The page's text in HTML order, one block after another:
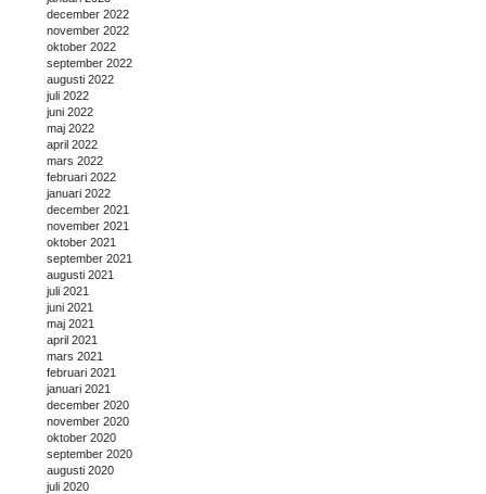
december 2022
november 2022
oktober 2022
september 2022
augusti 2022
juli 2022
juni 2022
maj 2022
april 2022
mars 2022
februari 2022
januari 2022
december 2021
november 2021
oktober 2021
september 2021
augusti 2021
juli 2021
juni 2021
maj 2021
april 2021
mars 2021
februari 2021
januari 2021
december 2020
november 2020
oktober 2020
september 2020
augusti 2020
juli 2020